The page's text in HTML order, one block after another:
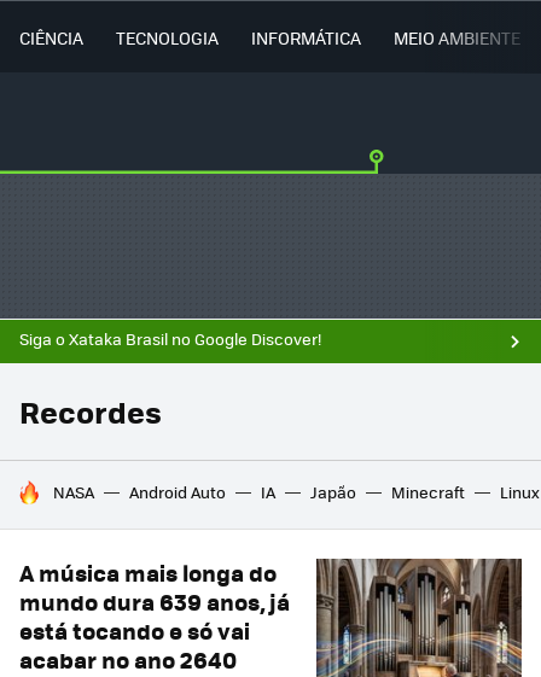
CIÊNCIA TECNOLOGIA INFORMÁTICA MEIO AMBIENTE
Siga o Xataka Brasil no Google Discover!
Recordes
TENDÊNCIAS DO DIA
NASA Android Auto IA Japão Minecraft Linux
A música mais longa do
mundo dura 639 anos, já
está tocando e só vai
acabar no ano 2640